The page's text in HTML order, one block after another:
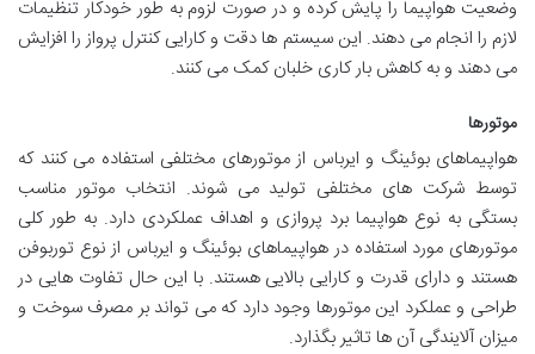
وضعیت هواپیما را پایش کرده و در صورت لزوم به طور خودکار تنظیمات
لازم را انجام می دهند. این سیستم ها دقت و کارایی کنترل پرواز را افزایش
می دهند و به کاهش بار کاری خلبان کمک می کنند.
موتورها
هواپیماهای بوئینگ و ایرباس از موتورهای مختلفی استفاده می کنند که
توسط شرکت های مختلفی تولید می شوند. انتخاب موتور مناسب
بستگی به نوع هواپیما برد پروازی و اهداف عملکردی دارد. به طور کلی
موتورهای مورد استفاده در هواپیماهای بوئینگ و ایرباس از نوع توربوفن
هستند و دارای قدرت و کارایی بالایی هستند. با این حال تفاوت هایی در
طراحی و عملکرد این موتورها وجود دارد که می تواند بر مصرف سوخت و
میزان آلایندگی آن ها تاثیر بگذارد.